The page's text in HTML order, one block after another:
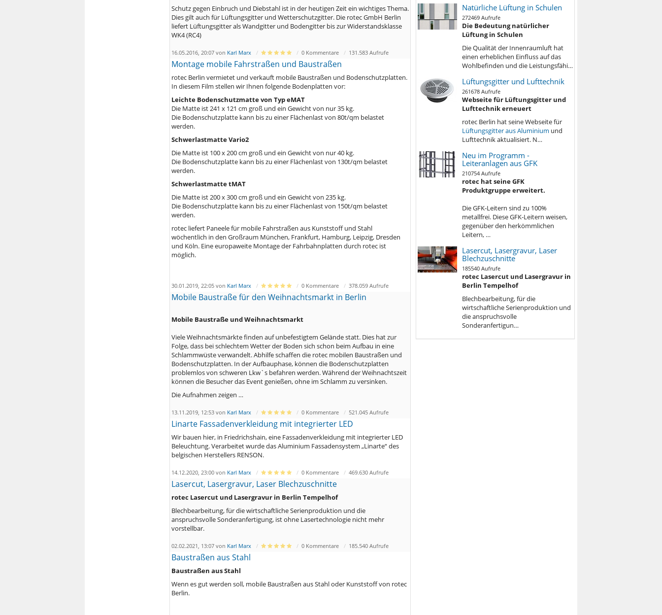
Schutz gegen Einbruch und Diebstahl ist in der heutigen Zeit ein wichtiges Thema.
Dies gilt auch für Lüftungsgitter und Wetterschutzgitter. Die rotec GmbH Berlin
liefert Lüftungsgitter als Wandgitter und Bodengitter bis zur Widerstandsklasse
WK4 (RC4)
16.05.2016, 20:07 von Karl Marx 0 Kommentare 131.583 Aufrufe
Montage mobile Fahrstraßen und Baustraßen
rotec Berlin vermietet und verkauft mobile Baustraßen und Bodenschutzplatten.
In diesem Film stellen wir Ihnen folgende Bodenplatten vor:
Leichte Bodenschutzmatte von Typ eMAT
Die Matte ist 241 x 121 cm groß und ein Gewicht von nur 35 kg.
Die Bodenschutzplatte kann bis zu einer Flächenlast von 80t/qm belastet
werden.
Schwerlastmatte Vario2
Die Matte ist 100 x 200 cm groß und ein Gewicht von nur 40 kg.
Die Bodenschutzplatte kann bis zu einer Flächenlast von 130t/qm belastet
werden.
Schwerlastmatte tMAT
Die Matte ist 200 x 300 cm groß und ein Gewicht von 235 kg.
Die Bodenschutzplatte kann bis zu einer Flächenlast von 150t/qm belastet
werden.
rotec liefert Paneele für mobile Fahrstraßen aus Kunststoff und Stahl
wöchentlich in den Großraum München, Frankfurt, Hamburg, Leipzig, Dresden
und Köln. Eine europaweite Montage der Fahrbahnplatten durch rotec ist
möglich.
30.01.2019, 22:05 von Karl Marx 0 Kommentare 378.059 Aufrufe
Mobile Baustraße für den Weihnachtsmarkt in Berlin
Mobile Baustraße und Weihnachtsmarkt
Viele Weihnachtsmärkte finden auf unbefestigtem Gelände statt. Dies hat zur
Folge, dass bei schlechtem Wetter der Boden sich schon beim Aufbau in eine
Schlammwüste verwandelt. Abhilfe schaffen die rotec mobilen Baustraßen und
Bodenschutzplatten. In der Aufbauphase, können die Bodenschutzplatten
problemlos von schweren Lkw`s befahren werden. Während der Weihnachtszeit
können die Besucher das Event genießen, ohne im Schlamm zu versinken.
Die Aufnahmen zeigen …
13.11.2019, 12:53 von Karl Marx 0 Kommentare 521.045 Aufrufe
Linarte Fassadenverkleidung mit integrierter LED
Wir bauen hier, in Friedrichshain, eine Fassadenverkleidung mit integrierter LED
Beleuchtung. Verarbeitet wurde das Aluminium Fassadensystem „Linarte“ des
belgischen Herstellers RENSON.
14.12.2020, 23:00 von Karl Marx 0 Kommentare 469.630 Aufrufe
Lasercut, Lasergravur, Laser Blechzuschnitte
rotec Lasercut und Lasergravur in Berlin Tempelhof
Blechbearbeitung, für die wirtschaftliche Serienproduktion und die
anspruchsvolle Sonderanfertigung, ist ohne Lasertechnologie nicht mehr
vorstellbar.
02.02.2021, 13:07 von Karl Marx 0 Kommentare 185.540 Aufrufe
Baustraßen aus Stahl
Baustraßen aus Stahl
Wenn es gut werden soll, mobile Baustraßen aus Stahl oder Kunststoff von rotec
Berlin.
Natürliche Lüftung in Schulen
272469 Aufrufe
Die Bedeutung natürlicher
Lüftung in Schulen
Die Qualität der Innenraumluft hat
einen erheblichen Einfluss auf das
Wohlbefinden und die Leistungsfähi…
Lüftungsgitter und Lufttechnik
261678 Aufrufe
Webseite für Lüftungsgitter und
Lufttechnik erneuert
rotec Berlin hat seine Webseite für
Lüftungsgitter aus Aluminium und
Lufttechnik aktualisiert. N…
Neu im Programm -
Leiteranlagen aus GFK
210754 Aufrufe
rotec hat seine GFK
Produktgruppe erweitert.
Die GFK-Leitern sind zu 100%
metallfrei. Diese GFK-Leitern weisen,
gegenüber den herkömmlichen
Leitern, …
Lasercut, Lasergravur, Laser
Blechzuschnitte
185540 Aufrufe
rotec Lasercut und Lasergravur in
Berlin Tempelhof
Blechbearbeitung, für die
wirtschaftliche Serienproduktion und
die anspruchsvolle
Sonderanfertigun…